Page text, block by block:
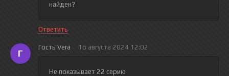
найден?
Ответить
Г
Гость Vera 16 августа 2024 12:02
Не показывает 22 серию